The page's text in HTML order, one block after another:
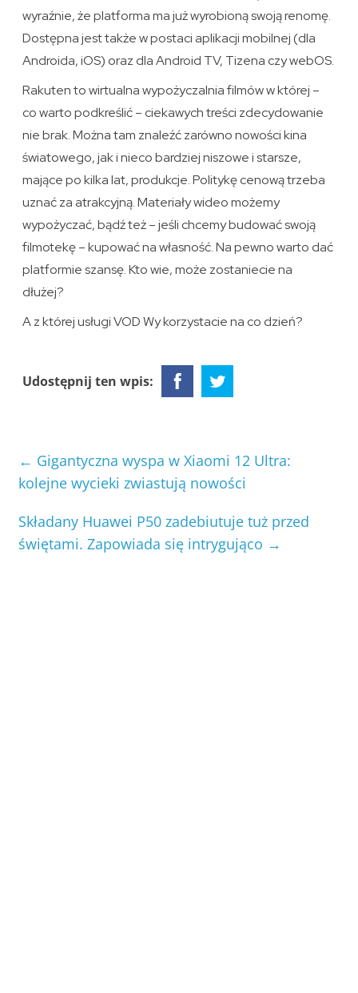
wyraźnie, że platforma ma już wyrobioną swoją renomę.
Dostępna jest także w postaci aplikacji mobilnej (dla
Androida, iOS) oraz dla Android TV, Tizena czy webOS.
Rakuten to wirtualna wypożyczalnia filmów w której –
co warto podkreślić – ciekawych treści zdecydowanie
nie brak. Można tam znaleźć zarówno nowości kina
światowego, jak i nieco bardziej niszowe i starsze,
mające po kilka lat, produkcje. Politykę cenową trzeba
uznać za atrakcyjną. Materiały wideo możemy
wypożyczać, bądź też – jeśli chcemy budować swoją
filmotekę – kupować na własność. Na pewno warto dać
platformie szansę. Kto wie, może zostaniecie na
dłużej?
A z której usługi VOD Wy korzystacie na co dzień?
Udostępnij ten wpis:
← Gigantyczna wyspa w Xiaomi 12 Ultra:
kolejne wycieki zwiastują nowości
Składany Huawei P50 zadebiutuje tuż przed
świętami. Zapowiada się intrygująco →